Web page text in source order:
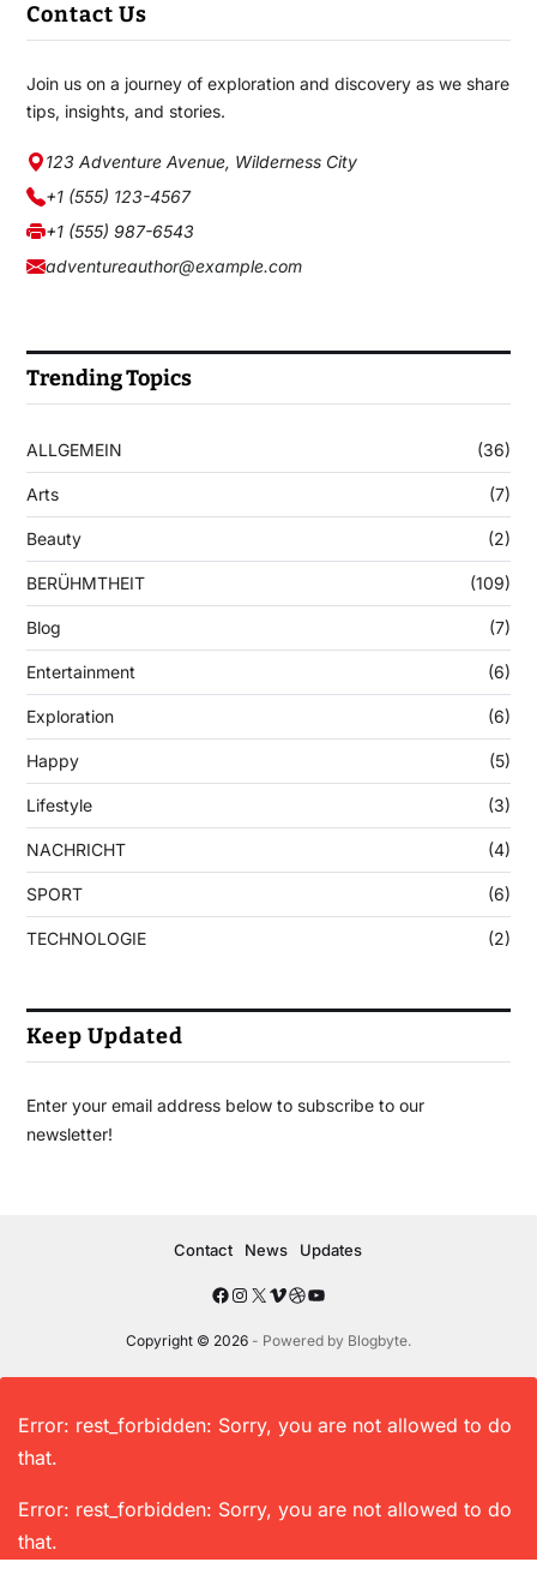
Contact Us
Join us on a journey of exploration and discovery as we share
tips, insights, and stories.
123 Adventure Avenue, Wilderness City
+1 (555) 123-4567
+1 (555) 987-6543
adventureauthor@example.com
Trending Topics
ALLGEMEIN (36)
Arts (7)
Beauty (2)
BERÜHMTHEIT (109)
Blog (7)
Entertainment (6)
Exploration (6)
Happy (5)
Lifestyle (3)
NACHRICHT (4)
SPORT (6)
TECHNOLOGIE (2)
Keep Updated
Enter your email address below to subscribe to our
newsletter!
Copyright © 2026- Powered by Blogbyte.
Contact News Updates
Error: rest_forbidden: Sorry, you are not allowed to do
that.
Error: rest_forbidden: Sorry, you are not allowed to do
that.